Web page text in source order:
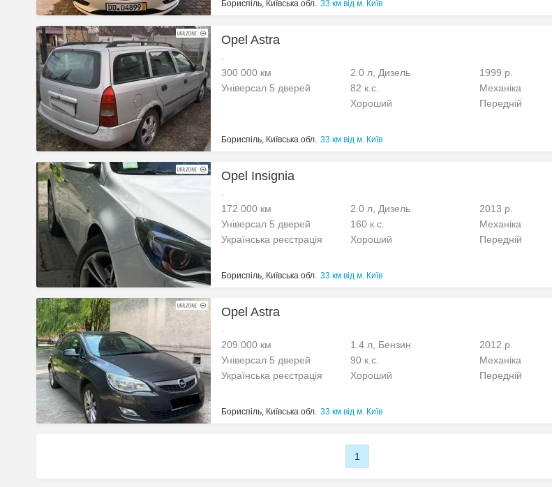
Бориспіль, Київська обл. 33 км від м. Київ
Opel Astra
.
300 000 км 2.0 л, Дизель
1999 р.
Універсал 5 дверей
82 к.с.
Механіка
Хороший
Передній
Бориспіль, Київська обл. 33 км від м. Київ
Opel Insignia
.
172 000 км 2.0 л, Дизель
2013 р.
Універсал 5 дверей
160 к.с.
Механіка
Українська реєстрація
Хороший Передній
Бориспіль, Київська обл. 33 км від м. Київ
Opel Astra
.
209 000 км 1.4 л, Бензин
2012 р.
Універсал 5 дверей
90 к.с.
Механіка
Українська реєстрація
Хороший Передній
Бориспіль, Київська обл. 33 км від м. Київ
1